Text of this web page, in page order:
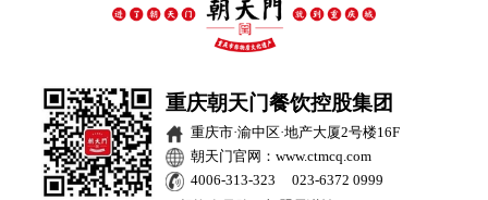
重庆朝天门餐饮控股集团
重庆市·渝中区·地产大厦2号楼16F
朝天门官网：www.ctmcq.com
4006-313-323 023-6372 0999